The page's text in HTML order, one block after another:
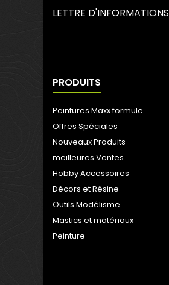
LETTRE D'INFORMATIONS
PRODUITS
Peintures Maxx formule
Offres Spéciales
Nouveaux Produits
meilleures Ventes
Hobby Accessoires
Décors et Résine
Outils Modélisme
Mastics et matériaux
Peinture